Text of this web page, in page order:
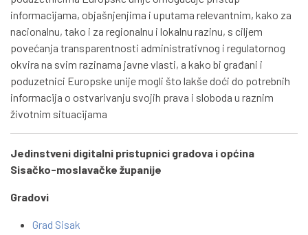
informacijama, objašnjenjima i uputama relevantnim, kako za
nacionalnu, tako i za regionalnu i lokalnu razinu, s ciljem
povećanja transparentnosti administrativnog i regulatornog
okvira na svim razinama javne vlasti, a kako bi građani i
poduzetnici Europske unije mogli što lakše doći do potrebnih
informacija o ostvarivanju svojih prava i sloboda u raznim
životnim situacijama
Jedinstveni digitalni pristupnici gradova i općina
Sisačko-moslavačke županije
Gradovi
Grad Sisak